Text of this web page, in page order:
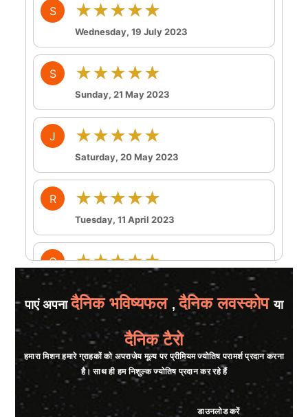
S ★★★★★
Wednesday, 19 July 2023
S ★★★★★
Sunday, 21 May 2023
J ★★★★★
Saturday, 20 May 2023
R ★★★★★
Tuesday, 11 April 2023
C ★★★★★
Thursday, 06 April 2023
A ★★★★★
Thursday, 06 April 2023
★★★★★
Sunday, 02 April 2023
पाएं अपनादैनिक भविष्यफल , दैनिक लवस्कोपया
दैनिक टैरो
हमारा मिशन हमारे ग्राहकों को अपराजेय मूल्य पर प्रीमियम ज्योतिष परामर्श प्रदान करना
है। साथ ही हम निशुल्क ज्योतिष प्रदान कर रहे हैं
डाउनलोड करें